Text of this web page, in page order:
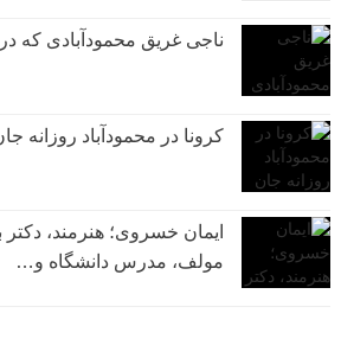
ناجی غریق محمودآبادی که
کرونا در محمودآباد روزانه
ایمان خسروی؛ هنرمند،
مولف، مدرس دانشگاه و…